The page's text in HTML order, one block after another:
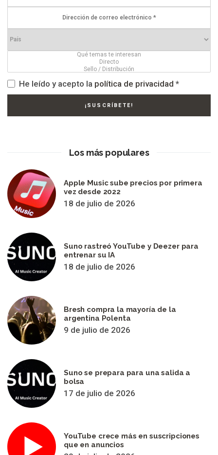
He leído y acepto la política de privacidad *
Los más populares
Apple Music sube precios por primera
vez desde 2022
18 de julio de 2026
Suno rastreó YouTube y Deezer para
entrenar su IA
18 de julio de 2026
Bresh compra la mayoría de la
argentina Polenta
9 de julio de 2026
Suno se prepara para una salida a
bolsa
17 de julio de 2026
YouTube crece más en suscripciones
que en anuncios